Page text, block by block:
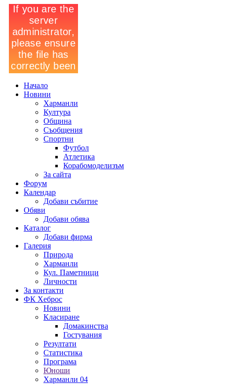
Начало
Новини
Харманли
Култура
Община
Съобщения
Спортни
Футбол
Атлетика
Корабомоделизъм
За сайта
Форум
Календар
Добави събитие
Обяви
Добави обява
Каталог
Добави фирма
Галерия
Природа
Харманли
Кул. Паметници
Личности
За контакти
ФК Хеброс
Новини
Класиране
Домакинства
Гостувания
Резултати
Статистика
Програма
Юноши
Харманли 04